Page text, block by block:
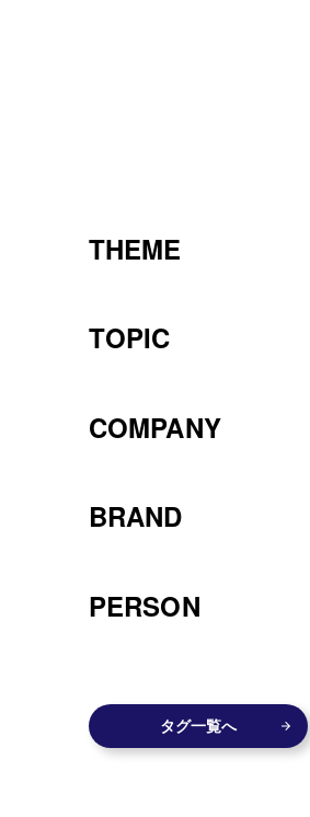
THEME
TOPIC
COMPANY
BRAND
PERSON
タグ一覧へ